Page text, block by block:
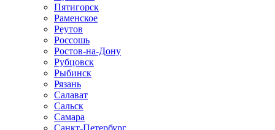
Пятигорск
Раменское
Реутов
Россошь
Ростов-на-Дону
Рубцовск
Рыбинск
Рязань
Салават
Сальск
Самара
Санкт-Петербург